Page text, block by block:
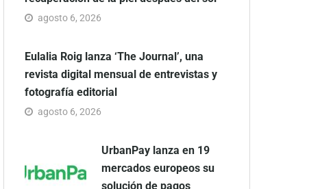
agosto 6, 2026
Eulalia Roig lanza ‘The Journal’, una
revista digital mensual de entrevistas y
fotografía editorial
agosto 6, 2026
UrbanPay lanza en 19
mercados europeos su
solución de pagos